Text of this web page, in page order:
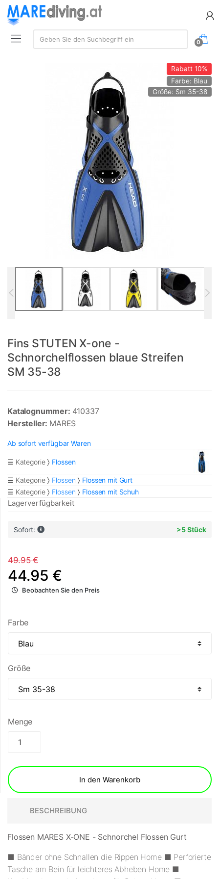
Suchen:
Geben Sie den Suchbegriff ein
0
Rabatt10%
Farbe: Blau
Größe: Sm 35-38
Fins STUTEN X-one -
Schnorchelflossen blaue Streifen
SM 35-38
Katalognummer: 410337
Hersteller: MARES
Ab sofort verfügbar Waren
☰ Kategorie Flossen
☰ Kategorie Flossen
Flossen mit Gurt
☰ Kategorie
Flossen Flossen mit Schuh
Lagerverfügbarkeit
Sofort: >5 Stück
49.95 €
44.95 €
Beobachten Sie den Preis
Farbe
Größe
Menge
In den Warenkorb
BESCHREIBUNG
Flossen MARES X-ONE - Schnorchel Flossen Gurt
■ Bänder ohne Schnallen die Rippen Home ■ Perforierte
Tasche am Bein für leichteres Abheben Home ■